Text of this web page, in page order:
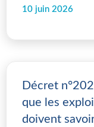
10 juin 2026
Décret
que les
doivent